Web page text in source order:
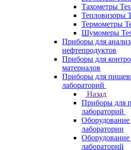
Тахометры
Тепловизоры
Термометры
Шумомеры
Приборы для
нефтепродуктов
Приборы для
материалов
Приборы для
лабораторий
Назад
Приборы для
лабораторий
лаборатории
лабораторий